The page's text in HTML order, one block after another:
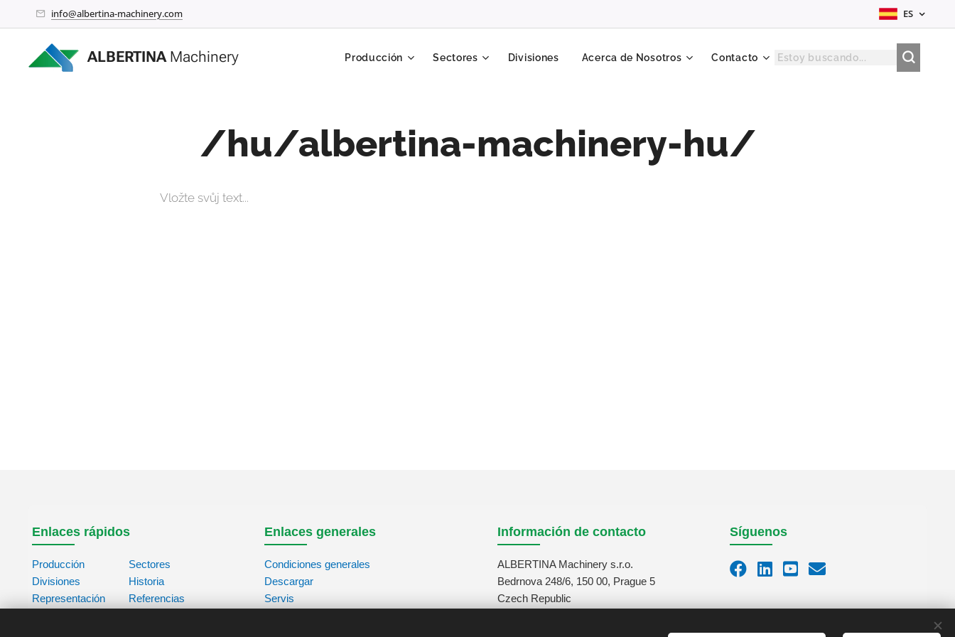
info@albertina-machinery.com ES
ALBERTINA Machinery Producción Sectores Divisiones Acerca de Nosotros Contacto
/hu/albertina-machinery-hu/
Vložte svůj text...
Enlaces rápidos
Producción
Sectores
Divisiones
Historia
Representación
Referencias
Enlaces generales
Condiciones generales
Descargar
Servis
Información de contacto
ALBERTINA Machinery s.r.o.
Bedrnova 248/6, 150 00, Prague 5
Czech Republic
Síguenos